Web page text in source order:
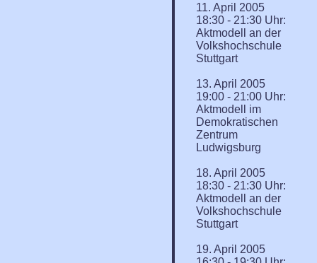
11. April 2005
18:30 - 21:30 Uhr:
Aktmodell an der
Volkshochschule
Stuttgart
13. April 2005
19:00 - 21:00 Uhr:
Aktmodell im
Demokratischen
Zentrum
Ludwigsburg
18. April 2005
18:30 - 21:30 Uhr:
Aktmodell an der
Volkshochschule
Stuttgart
19. April 2005